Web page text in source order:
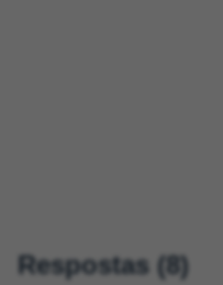
Respostas (8)